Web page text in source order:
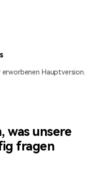
Hauptversion.
was unsere
fragen